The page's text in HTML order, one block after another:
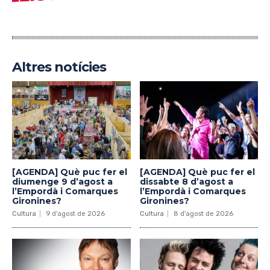
Altres notícies
[AGENDA] Què puc fer el
diumenge 9 d’agost a
l’Empordà i Comarques
Gironines?
Cultura 9 d'agost de 2026
[AGENDA] Què puc fer el
dissabte 8 d’agost a
l’Empordà i Comarques
Gironines?
Cultura 8 d'agost de 2026